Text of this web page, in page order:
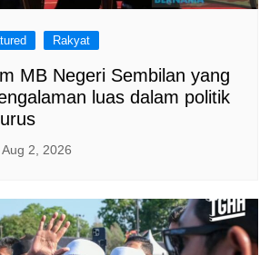
Rakyat
MB Negeri Sembilan yang
luas dalam politik
Aug 2, 2026